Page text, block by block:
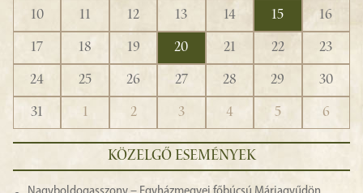
10
11 12 13 14 15
16
17
18 19 20 21 22
23
24
25 26 27 28 29
30
31
1 2 3 4 5 6
KÖZELGŐ ESEMÉNYEK